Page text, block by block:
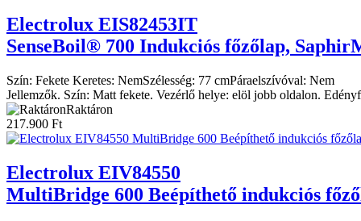
Electrolux EIS82453IT
SenseBoil® 700 Indukciós főzőlap,
Szín: Fekete Keretes: NemSzélesség: 77 cmPáraelszívóval: Nem
Jellemzők. Szín: Matt fekete. Vezérlő helye: elöl jobb oldalon.
Raktáron
217.900 Ft
Electrolux EIV84550
MultiBridge 600 Beépíthető indukciós